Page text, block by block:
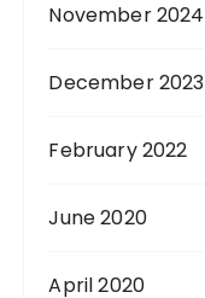
November 2024
December 2023
February 2022
June 2020
April 2020